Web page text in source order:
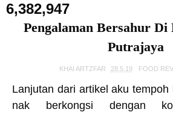
6,382,947
Pengalaman Bersahur Di
Putrajaya
KHAI ARTZFAR 28.5.19 FOOD
Lanjutan dari artikel aku
nak berkongsi dengan